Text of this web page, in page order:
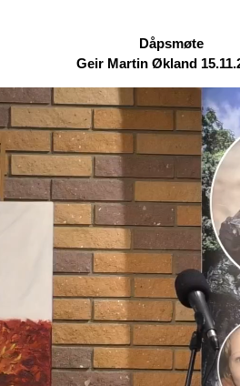
Dåpsmøte
Geir Martin Økland